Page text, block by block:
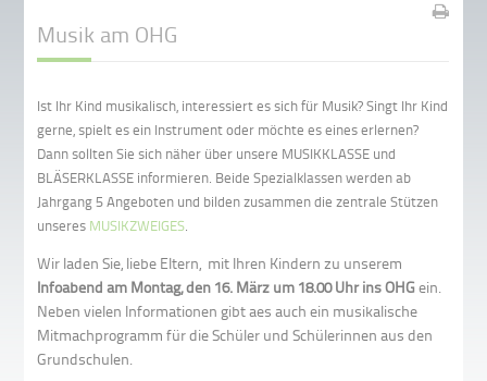
Musik am OHG
Ist Ihr Kind musikalisch, interessiert es sich für Musik? Singt Ihr Kind
gerne, spielt es ein Instrument oder möchte es eines erlernen?
Dann sollten Sie sich näher über unsere MUSIKKLASSE und
BLÄSERKLASSE informieren. Beide Spezialklassen werden ab
Jahrgang 5 Angeboten und bilden zusammen die zentrale Stützen
unseres MUSIKZWEIGES.
Wir laden Sie, liebe Eltern, mit Ihren Kindern zu unserem
Infoabend am Montag, den 16. März um 18.00 Uhr ins OHGein.
Neben vielen Informationen gibt aes auch ein musikalische
Mitmachprogramm für die Schüler und Schülerinnen aus den
Grundschulen.